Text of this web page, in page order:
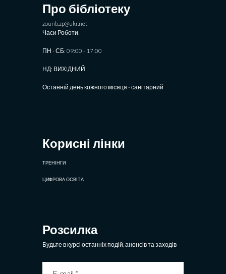
Про бібліотеку
zounb.zp@ukr.net
Часи Роботи:
ПН - СБ: 09:00 - 17:00
НД: ВИХIДНИЙ
Останній день кожного місяця - санітарний
Корисні лінки
ТРЕНІНГИ
ЦИФРОВА ОСВІТА
Розсилка
Будьте в курсі останніх подій, анонсів та заходів